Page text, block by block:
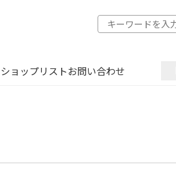
ショップリストお問い合わせ